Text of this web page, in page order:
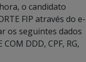
o candidato
FIP através do e-
os seguintes dados
DDD, CPF, RG,